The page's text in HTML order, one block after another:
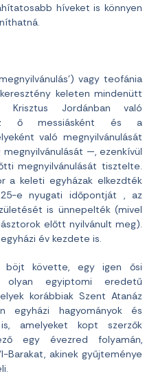
híveket is könnyen
vagy teofánia
keleten mindenütt
Jordánban való
az ő messiásként és a
való megnyilvánulását
—, ezenkívül
megnyilvánulását tisztelte.
a keleti egyházak elkezdték
e nyugati időpontját , az
is ünnepelték (mivel
előtt nyilvánult meg).
év kezdete is.
követte, egy igen ősi
egyiptomi eredetű
korábbiak Szent Atanáz
egyházi hagyományok és
amelyeket kopt szerzők
egy évezred folyamán,
Barakat, akinek gyűjteménye